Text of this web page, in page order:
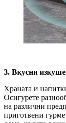
3. Вкусни
Храната и
Осигурете
на различни
приготвени